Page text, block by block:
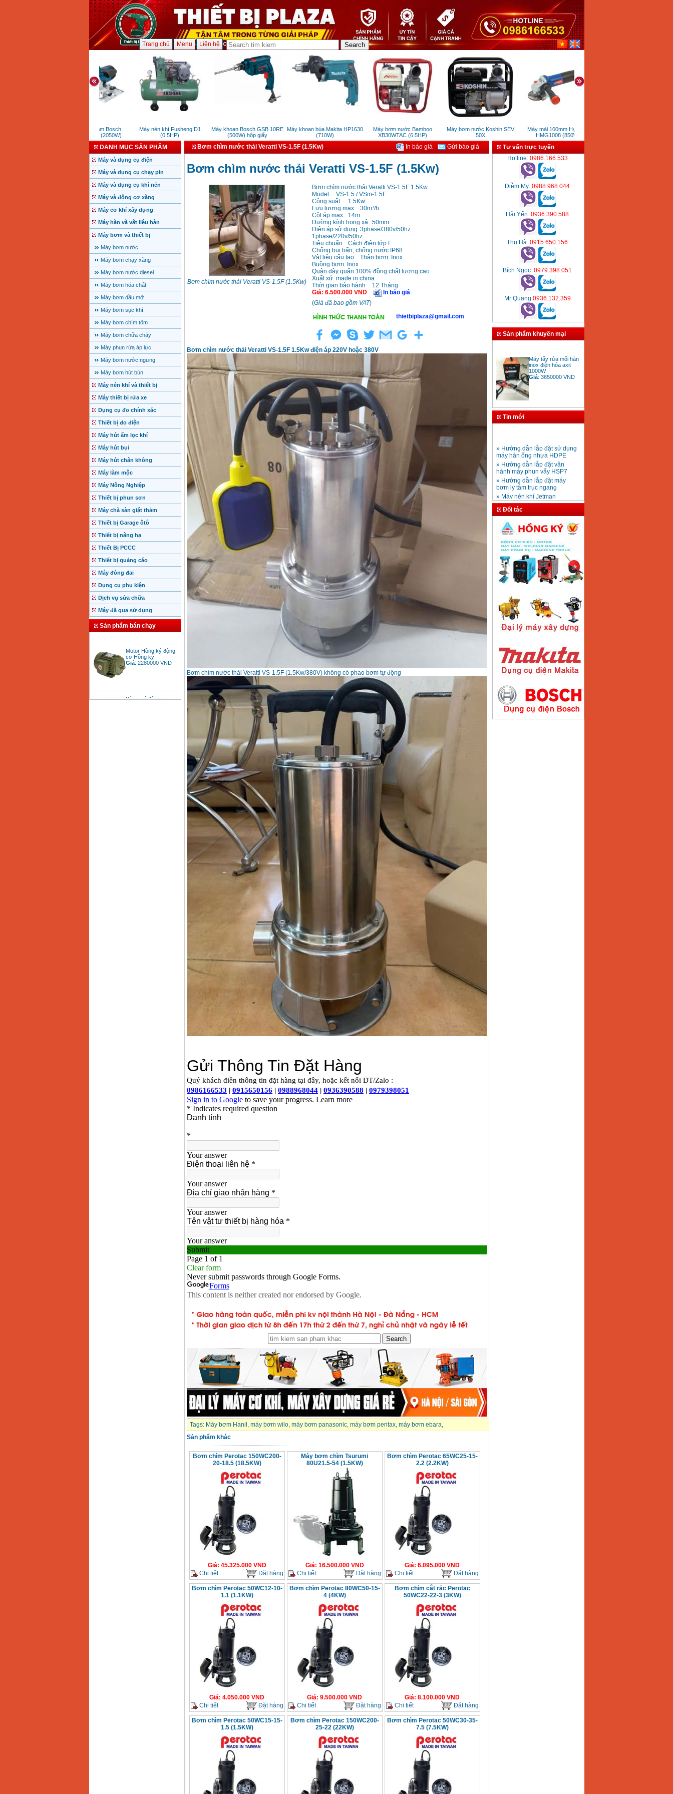
Trang chủ Menu Liên hệ
Máy cưa 235mm Bosch
GKS235 Turbo (2050W)
Máy nén khí Fusheng D1
(0.5HP)
Máy khoan Bosch GSB 10RE
(500W) hộp giấy
Máy khoan búa Makita HP1630
(710W)
Máy bơm nước Bamboo
XB30WTAC (6.5HP)
Máy bơm nước Koshin SEV
50X
Máy mài 100mm Hyundai
HMG1008 (850W)
DANH MỤC SẢN PHẨM
Máy và dụng cụ điện
Máy và dụng cụ chạy pin
Máy và dụng cụ khí nén
Máy và động cơ xăng
Máy cơ khí xây dựng
Máy hàn và vật liệu hàn
Máy bơm và thiết bị
Máy bơm nước
Máy bơm chạy xăng
Máy bơm nước diesel
Máy bơm hóa chất
Máy bơm dầu mỡ
Máy bơm sục khí
Máy bơm chìm tõm
Máy bơm chữa cháy
Máy phun rửa áp lực
Máy bơm nước ngưng
Máy bơm hút bùn
Máy nén khí và thiết bị
Máy thiết bị rửa xe
Dụng cụ đo chính xác
Thiết bị đo điện
Máy hút ẩm lọc khí
Máy hút bụi
Máy hút chân không
Máy làm mộc
Máy Nông Nghiệp
Thiết bị phun sơn
Máy chà sàn giặt thảm
Thiết bị Garage ôtô
Thiết bị nâng hạ
Thiết Bị PCCC
Thiết bị quảng cáo
Máy đóng đai
Dụng cụ phụ kiện
Dịch vụ sửa chữa
Máy đã qua sử dụng
Sản phẩm bán chạy
cơ Hồng ký
Giá:2280000 VND
Bảng giá động cơ
diesel đầu nổ diesel
Bơm chìm nước thải Veratti VS-1.5F (1.5Kw) In báo giá Gửi báo giá
Bơm chìm nước thải Veratti VS-1.5F (1.5Kw)
Bơm chìm nước thải Veratti VS-1.5F (1.5Kw)
Bơm chìm nước thải Veratti VS-1.5F 1.5Kw
Model
VS-1.5 / VSm-1.5F
Công suất
1.5Kw
Lưu lượng max
30m³/h
Cột áp max
14m
Đường kính họng xả
50mm
Điện áp sử dụng 3phase/380v/50hz
1phase/220v/50hz
Tiêu chuẩn
Cách điện lớp F
Chống bụi bẩn, chống nước IP68
Vật liệu cấu tạo
Thân bơm: Inox
Buồng bơm: Inox
Quận dây quấn 100% đồng chất lượng cao
Xuất xứ made in china
Thời gian bảo hành
12 Tháng
Giá: 6.500.000VND
In báo giá
(Giá đã bao gồm VAT)
thietbiplaza@gmail.com
Bơm chìm nước thải Veratti VS-1.5F 1.5Kw điện áp 220V hoặc 380V
Bơm chìm nước thải Veratti VS-1.5F (1.5Kw/380V) không có phao bơm tự động
Tags: Máy bơm Hanil , máy bơm wilo, máy bơm panasonic, máy bơm pentax, máy bơm ebara,
Sản phẩm khác
Bơm chìm Perotac 150WC200-
20-18.5 (18.5KW)
Giá: 45.325.000VND
Chi tiết
Đặt hàng
Máy bơm chìm Tsurumi
80U21.5-54 (1.5KW)
Giá: 16.500.000VND
Chi tiết
Đặt hàng
Bơm chìm Perotac 65WC25-15-
2.2 (2.2KW)
Giá: 6.095.000 VND
Chi tiết
Đặt hàng
Bơm chìm Perotac 50WC12-10-
1.1 (1.1KW)
Giá: 4.050.000 VND
Chi tiết
Đặt hàng
Bơm chìm Perotac 80WC50-15-
4 (4KW)
Giá: 9.500.000 VND
Chi tiết
Đặt hàng
Bơm chìm cắt rác Perotac
50WC22-22-3 (3KW)
Giá: 8.100.000 VND
Chi tiết
Đặt hàng
Bơm chìm Perotac 50WC15-15-
1.5 (1.5KW)
Bơm chìm Perotac 150WC200-
25-22 (22KW)
Bơm chìm Perotac 50WC30-35-
7.5 (7.5KW)
Tư vấn trực tuyến
Hotline: 0986.166.533
Diễm My: 0988.968.044
Hải Yến: 0936.390.588
Thu Hà: 0915.650.156
Bích Ngọc: 0979.398.051
Mr Quang:0936.132.359
Sản phẩm khuyến mại
inox điện hóa axit
1000W
Giá:3650000
Bảng giá mũi khoan
Giá:330000VND
Mũi khoan rút lõi bê
tông D20-D350
Giá:330000VND
Máy khoan bàn
600mm Hồng Ký
KD600 (250W)
Máy hàn que Hồng
ký Jet SR200R
Giá:2350000VND
Giá:2770000 VND
Hồng Ký HKM200D
Giá : 2890000VND
Máy hàn que điện tử
Hồng ký HK200E
Giá :4100000VND
Tin mới
máy hàn ống nhựa HDPE
» Hướng dẫn lắp đặt vận
hành máy phun vẩy HSP7
» Hướng dẫn lắp đặt máy
bơm ly tâm trục ngang
» Máy nén khí Jetman
» HDSD Máy Hàn Ống Nhựa
HDPE quay tay thủy lực
» Đại lý bán Máy hàn
DONSUN Thượng Hải
» Máy khoan rút lõi cầm tay
» Hình thức thanh toán tại
Thiết Bị Plaza
» Máy ổn áp, máy biến áp
Fushin
» Các loại khí dùng cho máy
cắt kim loại Plasma
Đối tác